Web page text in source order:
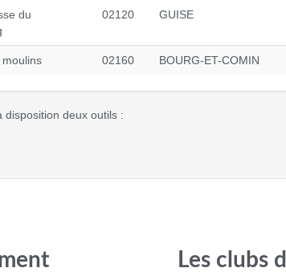
du
02120 GUISE
02160 BOURG-ET-COMIN
disposition deux outils :
Les clubs